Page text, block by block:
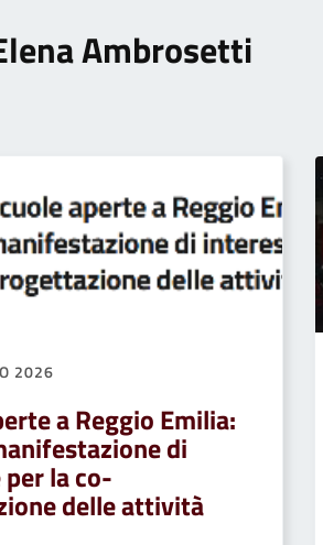
Ambrosetti
2026
a Reggio Emilia:
di
la co-
delle attività